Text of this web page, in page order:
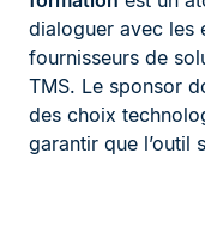
dialoguer avec les
fournisseurs de
TMS. Le sponsor
des choix
garantir que l’outil